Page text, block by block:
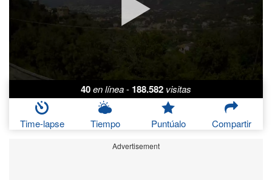
40en línea- 188.582 visitas
Time-lapse Tiempo Puntúalo Compartir
Advertisement